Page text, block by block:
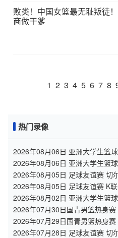
败类！中国女篮最无耻叛徒
商做干爹
1 2 3 4 5 6 7 8
热门录像
2026年08月06日 亚洲大学生篮
交通大学 全场录像
2026年08月06日 亚洲大学生篮
大学 全场录像
2026年08月05日 足球友谊赛 切
2026年08月05日 足球友谊赛 K
2026年08月02日 亚洲大学生篮
中文大学 全场录像
2026年07月30日国青男篮热身
院 全场录像
2026年07月29日国青男篮热身
队 全场录像
2026年07月28日 足球友谊赛 切